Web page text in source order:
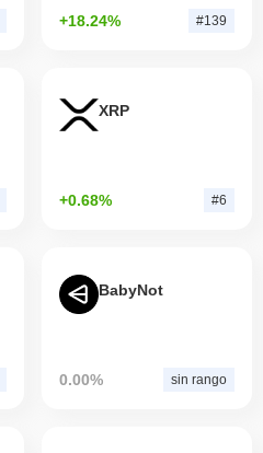
+18.24% #139
XRP
+0.68% #6
BabyNot
0.00% sin rango